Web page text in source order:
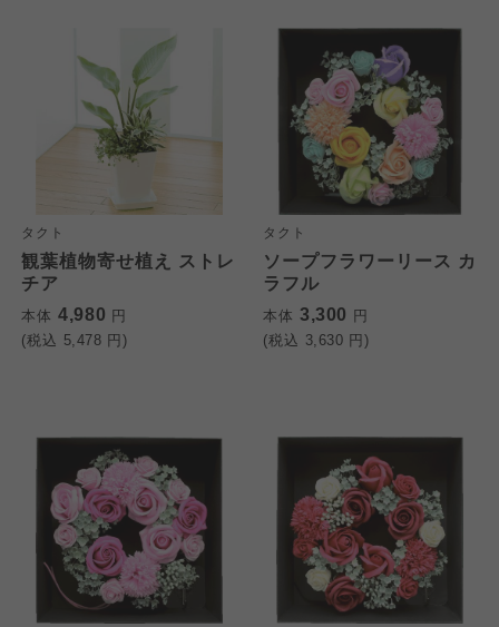
タクト
観葉植物寄せ植え ストレ
チア
本体 4,980 円
(税込 5,478 円)
タクト
ソープフラワーリース カ
ラフル
本体 3,300 円
(税込 3,630 円)